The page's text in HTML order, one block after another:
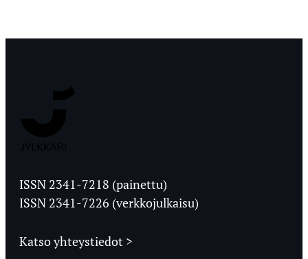
Ylioppilaslehti
ISSN 2341-7218 (painettu)
ISSN 2341-7226 (verkkojulkaisu)
Katso yhteystiedot >